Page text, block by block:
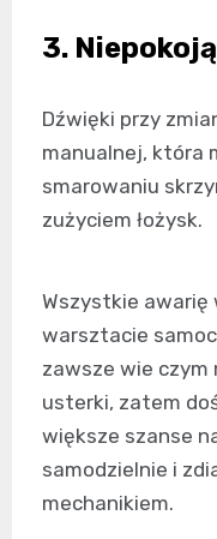
3.
Dźwięki przy
manualnej, która
smarowaniu
zużyciem łożysk.
Wszystkie
warsztacie
zawsze wie czym
usterki, zatem
większe szanse
samodzielnie i
mechanikiem.